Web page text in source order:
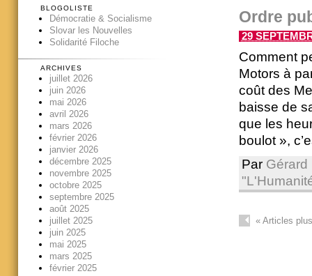
Ordre
29
Comment
Motors à
coût des
baisse de
que les
boulot »,
Par Gérard
«Articles
BLOGOLISTE
Démocratie & Socialisme
Slovar les Nouvelles
Solidarité Filoche
ARCHIVES
juillet 2026
juin 2026
mai 2026
avril 2026
mars 2026
février 2026
janvier 2026
décembre 2025
novembre 2025
octobre 2025
septembre 2025
août 2025
juillet 2025
juin 2025
mai 2025
mars 2025
février 2025